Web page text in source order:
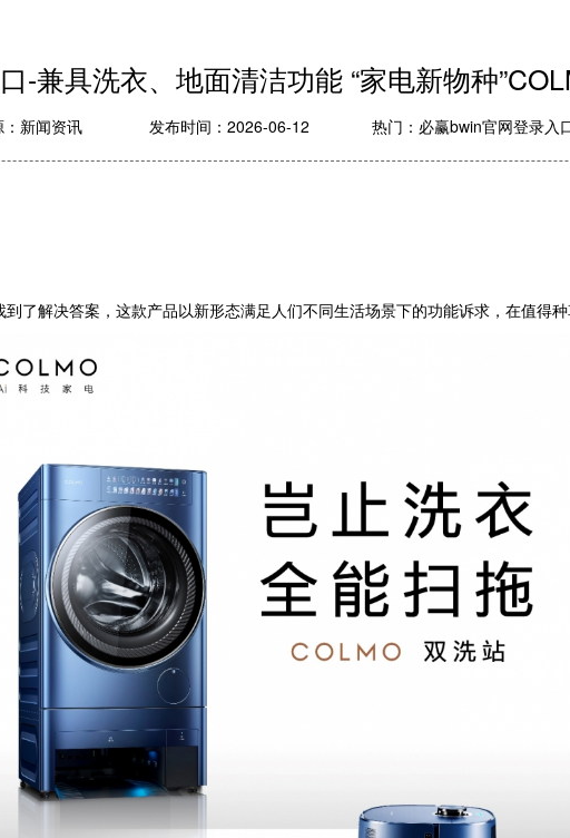
-兼具洗衣、地面清洁功能 “家电新物种
新闻资讯 发布时间：2026-06-12 热门： 必赢bwin官网登录入
解决答案，这款产品以新形态满足人们不同生活场景下的功能诉求，在值得种